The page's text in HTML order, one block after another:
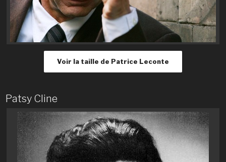
Voir la taille de Patrice Leconte
Patsy Cline